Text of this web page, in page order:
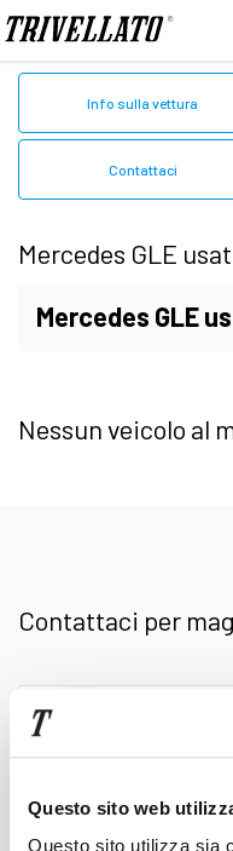
Questo sito web
Questo sito utilizza sia
Home Mercedes
Info sulla vettura
Contattaci
Mercedes GLE
Mercedes GLE
Cerca la tua
esigenze, tra tutti i
disponibili. Tutti i
descritti con
dettagliate e
Nessun veicolo al
Contattaci per
Scrivi
qui
il
messaggio